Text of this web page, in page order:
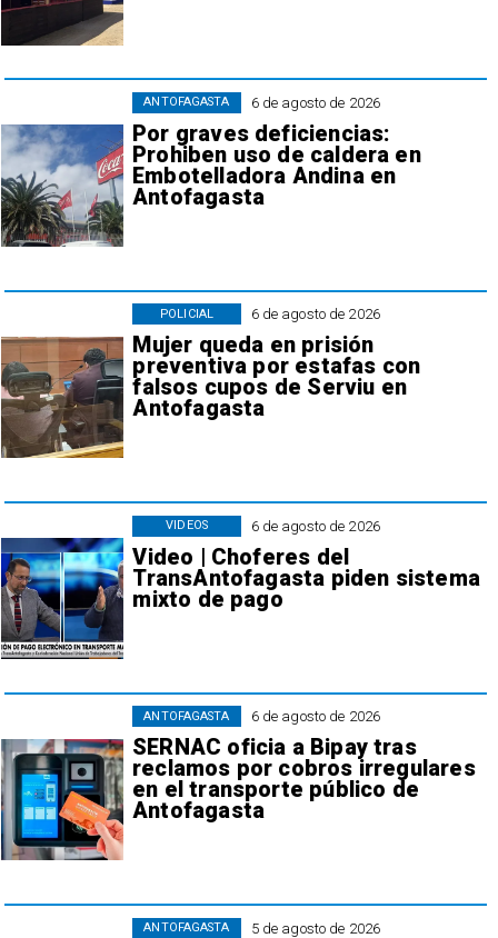
6 de agosto de 2026
Por graves deficiencias:
Prohiben uso de caldera en
Embotelladora Andina en
Antofagasta
ANTOFAGASTA
6 de agosto de 2026
Mujer queda en prisión
preventiva por estafas con
falsos cupos de Serviu en
Antofagasta
POLICIAL
6 de agosto de 2026
Video | Choferes del
TransAntofagasta piden sistema
mixto de pago
VIDEOS
6 de agosto de 2026
SERNAC oficia a Bipay tras
reclamos por cobros irregulares
en el transporte público de
Antofagasta
ANTOFAGASTA
5 de agosto de 2026
ANTOFAGASTA